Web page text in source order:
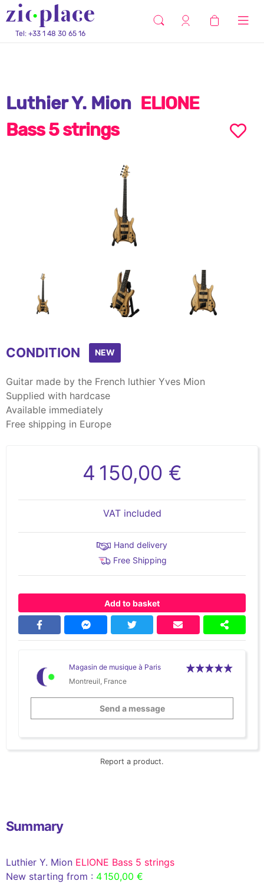
Tel: +33 1 48 30 65 16
Luthier Y. Mion ELIONE
Bass 5 strings
of
CONDITION NEW
Guitar made by the French luthier Yves Mion
Supplied with hardcase
Available immediately
Free shipping in Europe
4 150,00 €
VAT included
Hand delivery
Free Shipping
Add to basket
Magasin de musique à Paris
Montreuil, France
Send a message
Report a product.
Summary
Luthier Y. Mion ELIONE Bass 5 strings
New starting from : 4 150,00 €